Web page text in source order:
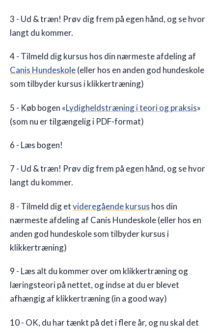
3 - Ud & træn! Prøv dig frem på egen hånd, og se hvor
langt du kommer.
4 - Tilmeld dig kursus hos din nærmeste afdeling af
Canis Hundeskole(eller hos en anden god hundeskole
som tilbyder kursus i klikkertræning)
5 - Køb bogen «Lydigheldstræning i teori og praksis»
(som nu er tilgængelig i PDF-format)
6 - Læs bogen!
7 - Ud & træn! Prøv dig frem på egen hånd, og se hvor
langt du kommer.
8 - Tilmeld dig etvideregående kursus hos din
nærmeste afdeling af Canis Hundeskole (eller hos en
anden god hundeskole som tilbyder kursus i
klikkertræning)
9 - Læs alt du kommer over om klikkertræning og
læringsteori på nettet, og indse at du er blevet
afhængig af klikkertræning (in a good way)
10 - OK, du har tænkt på det i flere år, og nu skal det